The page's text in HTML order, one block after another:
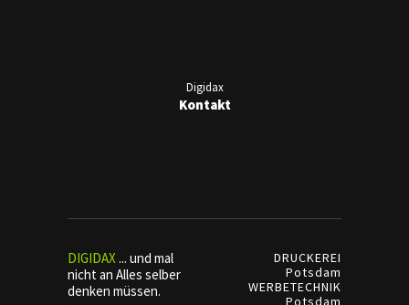
Digidax
Kontakt
DIGIDAX ... und mal
nicht an Alles selber
denken müssen.
DRUCKEREI
Potsdam
WERBETECHNIK
Potsdam